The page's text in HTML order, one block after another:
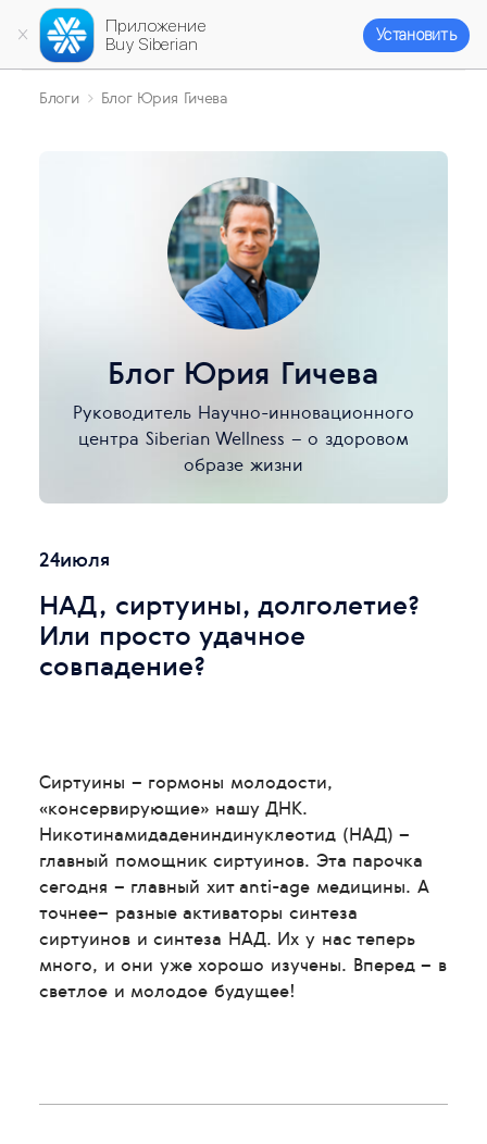
Приложение
Buy Siberian
Установить
Блоги Блог Юрия Гичева
Блог Юрия Гичева
Руководитель Научно-инновационного
центра Siberian Wellness – о здоровом
образе жизни
24июля
НАД, сиртуины, долголетие?
Или просто удачное
совпадение?
Сиртуины – гормоны молодости,
«консервирующие» нашу ДНК.
Никотинамидадениндинуклеотид (НАД) –
главный помощник сиртуинов. Эта парочка
сегодня – главный хит anti-age медицины. А
точнее– разные активаторы синтеза
сиртуинов и синтеза НАД. Их у нас теперь
много, и они уже хорошо изучены. Вперед – в
светлое и молодое будущее!